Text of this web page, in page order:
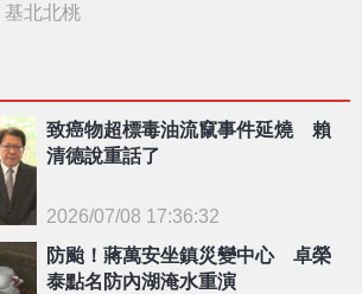
基北北桃
致癌物超標毒油流竄事件延燒 賴
清德說重話了
2026/07/08 17:36:32
防颱！蔣萬安坐鎮災變中心 卓榮
泰點名防內湖淹水重演